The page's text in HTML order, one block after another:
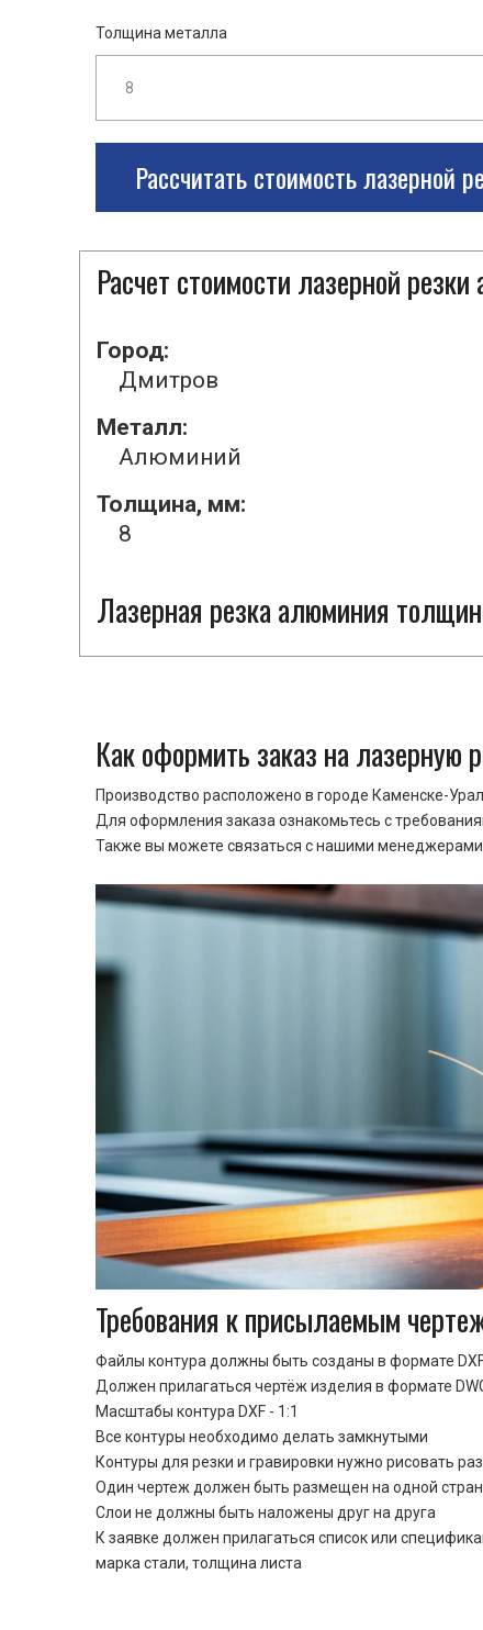
Толщина металла
Рассчитать стоимость лазерной
Расчет стоимости лазерной
Город:
Дмитров
Металл:
Алюминий
Толщина, мм:
8
Лазерная резка алюминия
Как оформить заказ на лазерную
Производство расположено в городе Каменске-
Для оформления заказа ознакомьтесь с
Также вы можете связаться с нашими менеджерами
Требования к присылаемым
Файлы контура должны быть созданы в формате
Должен прилагаться чертёж изделия в формате
Масштабы контура DXF - 1:1
Все контуры необходимо делать замкнутыми
Контуры для резки и гравировки нужно рисовать
Один чертеж должен быть размещен на одной
Cлои не должны быть наложены друг на друга
К заявке должен прилагаться список или
марка стали, толщина листа